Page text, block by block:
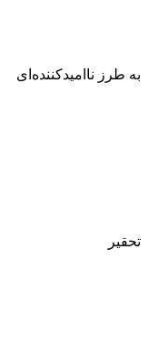
به طرز ناامیدکننده‌ای
تحقیر